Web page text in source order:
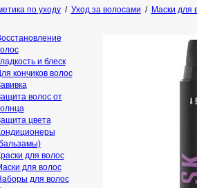
по уходу/ Уход за волосами / Маски для
и блеск
кончиков волос
волос от
цвета
для волос
для волос
для волос